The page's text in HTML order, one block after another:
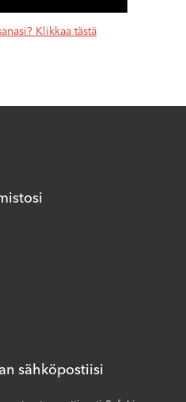
Klikkaa tästä
sähköpostiisi